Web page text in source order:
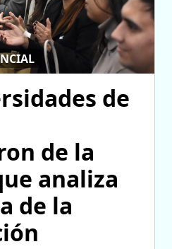
de
de la
analiza
de la